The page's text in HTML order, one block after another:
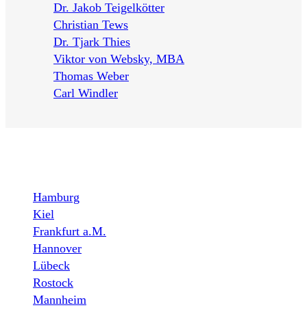
Dr. Jakob Teigelkötter
Christian Tews
Dr. Tjark Thies
Viktor von Websky, MBA
Thomas Weber
Carl Windler
Hamburg
Kiel
Frankfurt a.M.
Hannover
Lübeck
Rostock
Mannheim